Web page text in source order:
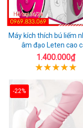
Máy kích thích bú liếm
âm đạo Leten cao
1.400.000₫
-22%